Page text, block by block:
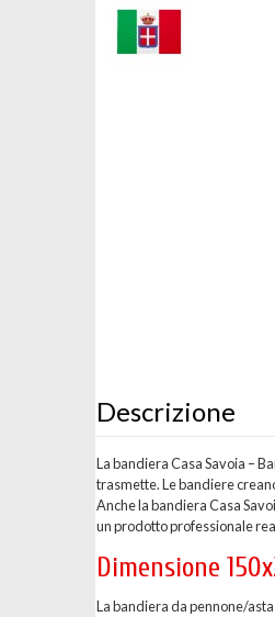
Descrizione
La bandiera Casa Savoia –
trasmette. Le bandiere
Anche la bandiera Casa
un prodotto professionale
Dimensione
La bandiera da pennone/